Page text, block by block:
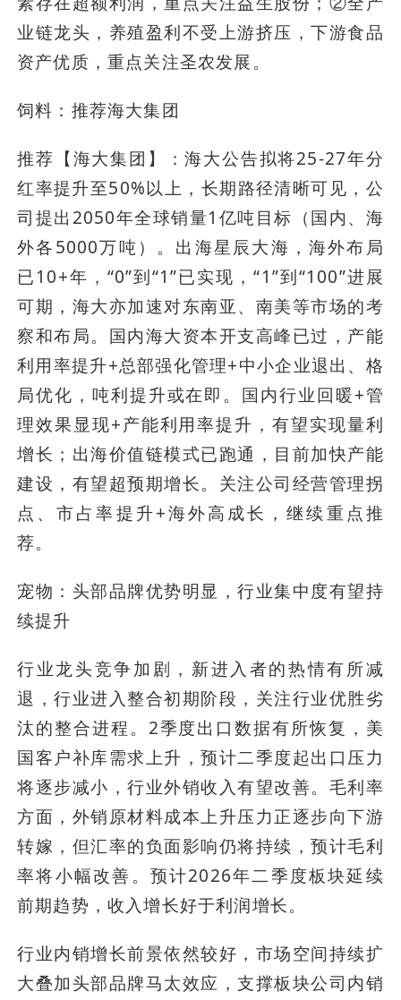
业链龙头，养殖盈利不受上游挤压，下游食品
资产优质，重点关注圣农发展。
饲料：推荐海大集团
推荐【海大集团】：海大公告拟将25-27年分
红率提升至50%以上，长期路径清晰可见，公
司提出2050年全球销量1亿吨目标（国内、海
外各5000万吨）。出海星辰大海，海外布局
已10+年，“0”到“1”已实现，“1”到“100”进展
可期，海大亦加速对东南亚、南美等市场的考
察和布局。国内海大资本开支高峰已过，产能
利用率提升+总部强化管理+中小企业退出、格
局优化，吨利提升或在即。国内行业回暖+管
理效果显现+产能利用率提升，有望实现量利
增长；出海价值链模式已跑通，目前加快产能
建设，有望超预期增长。关注公司经营管理拐
点、市占率提升+海外高成长，继续重点推
荐。
宠物：头部品牌优势明显，行业集中度有望持
续提升
行业龙头竞争加剧，新进入者的热情有所减
退，行业进入整合初期阶段，关注行业优胜劣
汰的整合进程。2季度出口数据有所恢复，美
国客户补库需求上升，预计二季度起出口压力
将逐步减小，行业外销收入有望改善。毛利率
方面，外销原材料成本上升压力正逐步向下游
转嫁，但汇率的负面影响仍将持续，预计毛利
率将小幅改善。预计2026年二季度板块延续
前期趋势，收入增长好于利润增长。
行业内销增长前景依然较好，市场空间持续扩
大叠加头部品牌马太效应，支撑板块公司内销